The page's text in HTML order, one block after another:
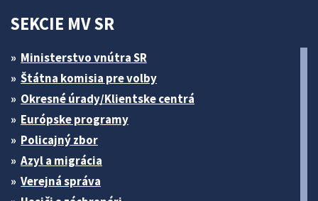
SEKCIE MV SR
Ministerstvo vnútra SR
Štátna komisia pre volby
Okresné úrady/Klientske centrá
Európske programy
Policajný zbor
Azyl a migrácia
Verejná správa